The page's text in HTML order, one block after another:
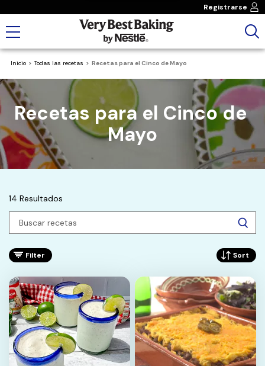
Registrarse
Inicio Todas las recetas Recetas para el Cinco de Mayo
Recetas para el Cinco de
Mayo
14 Resultados
Filter Sort